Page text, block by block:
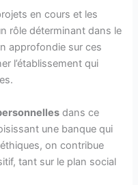
en cours et les
rôle déterminant dans le
approfondie sur ces
l’établissement qui
dans ce
une banque qui
on contribue
tant sur le plan social